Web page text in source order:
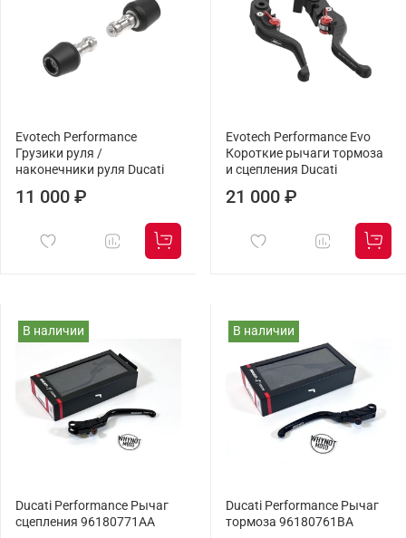
Evotech Performance
Грузики руля /
наконечники руля Ducati
11 000 ₽
Evotech Performance Evo
Короткие рычаги тормоза
и сцепления Ducati
21 000 ₽
В наличии
Ducati Performance Рычаг
сцепления 96180771AA
В наличии
Ducati Performance Рычаг
тормоза 96180761BA